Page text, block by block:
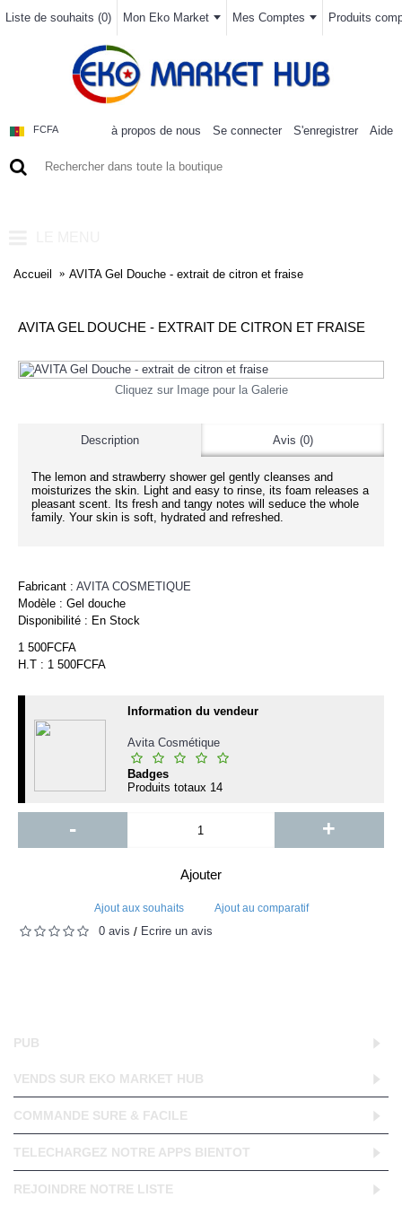
Liste de souhaits (0) Mon Eko Market Mes Comptes Produits
FCFA à propos de nous Se connecter S'enregistrer Aide
Accueil AVITA Gel Douche - extrait de citron et fraise
AVITA GEL DOUCHE - EXTRAIT DE CITRON ET FRAISE
Cliquez sur Image pour la Galerie
Description Avis (0)
The lemon and strawberry shower gel gently cleanses and
moisturizes the skin. Light and easy to rinse, its foam releases a
pleasant scent. Its fresh and tangy notes will seduce the whole
family. Your skin is soft, hydrated and refreshed.
Fabricant : AVITA COSMETIQUE
Modèle : Gel douche
Disponibilité : En Stock
1 500FCFA
H.T : 1 500FCFA
Information du vendeur
Avita Cosmétique
Badges
Produits totaux 14
- +
Ajouter
Ajout aux souhaits Ajout au comparatif
0 avis / Écrire un avis
PUB
VENDS SUR EKO MARKET HUB
COMMANDE SURE & FACILE
TELECHARGEZ NOTRE APPS BIENTOT
REJOINDRE NOTRE LISTE